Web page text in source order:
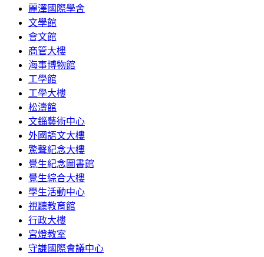
麗澤國際學舍
文學館
會文館
商管大樓
海事博物館
工學館
工學大樓
松濤館
文錙藝術中心
外國語文大樓
驚聲紀念大樓
覺生紀念圖書館
覺生綜合大樓
學生活動中心
視聽教育館
行政大樓
宮燈教室
守謙國際會議中心